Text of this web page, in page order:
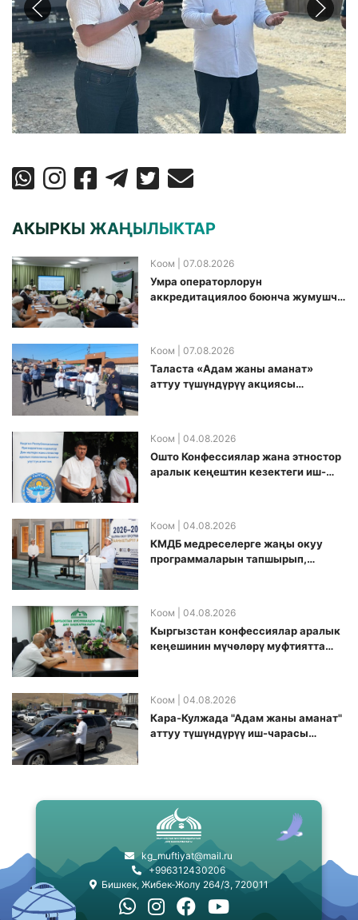
АКЫРКЫ ЖАҢЫЛЫКТАР
Коом | 07.08.2026
Умра операторлорун
аккредитациялоо боюнча жумушчу
Коом | 07.08.2026
Таласта «Адам жаны аманат»
аттуу түшүндүрүү акциясы
Коом | 04.08.2026
Ошто Конфессиялар жана этностор
аралык кеңештин кезектеги иш-
Коом | 04.08.2026
КМДБ медреселерге жаңы окуу
программаларын тапшырып,
Коом | 04.08.2026
Кыргызстан конфессиялар аралык
кеӊешинин мүчөлөрү муфтиятта
Коом | 04.08.2026
Кара-Кулжада "Адам жаны аманат"
аттуу түшүндүрүү иш-чарасы
kg_muftiyat@mail.ru
+996312430206
Бишкек, Жибек-Жолу 264/3, 720011